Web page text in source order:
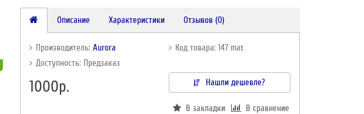
Описание Характеристики Отзывов (0)
Производитель:Aurora
Код товара: 147 mat
Доступность: Предзаказ
1000р. Нашли дешевле?
В закладки В сравнение